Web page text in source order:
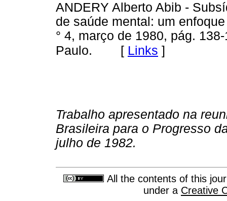
ANDERY Alberto Abib -
de saúde mental: um
° 4, março de 1980, pág.
Paulo. [ Links ]
Trabalho apresentado na
Brasileira para o Progresso
julho de 1982.
All the contents of this
under a Creative